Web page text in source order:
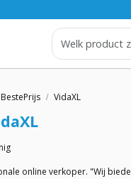
VidaXL
online verkoper. "Wij